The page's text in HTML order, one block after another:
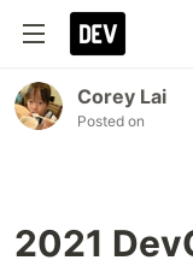
Corey Lai
Posted on
2021